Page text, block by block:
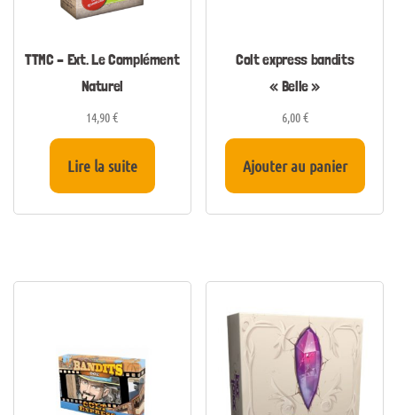
TTMC – Ext. Le Complément
Naturel
14,90€
Lire la suite
Colt express bandits
« Belle »
6,00€
Ajouter au panier